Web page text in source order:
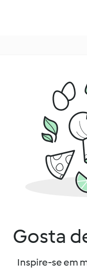
Gosta
Inspire-se em